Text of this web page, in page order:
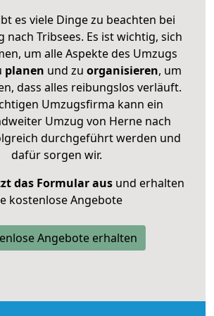
es viele Dinge zu beachten bei
nach Tribsees. Es ist wichtig, sich
um alle Aspekte des Umzugs
planen und zu organisieren, um
dass alles reibungslos verläuft.
Umzugsfirma kann ein
Umzug von Herne nach
durchgeführt werden und
dafür sorgen wir.
das Formular ausund erhalten
kostenlose Angebote
Angebote erhalten